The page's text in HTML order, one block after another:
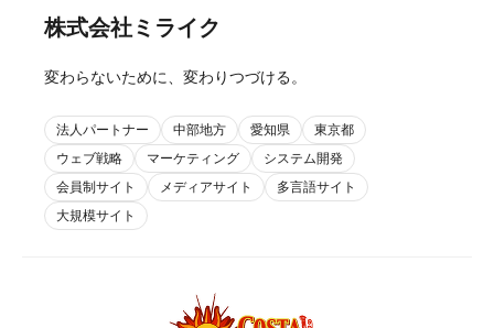
株式会社ミライク
変わらないために、変わりつづける。
法人パートナー 中部地方 愛知県
東京都
ウェブ戦略
マーケティング
システム開発
会員制サイト
メディアサイト
多言語サイト
大規模サイト